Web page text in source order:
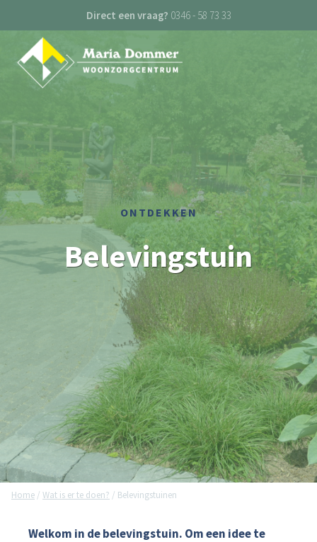
Direct een vraag? 0346 - 58 73 33
ONTDEKKEN
Belevingstuin
Home / Wat is er te doen? / Belevingstuinen
Welkom in de belevingstuin. Om een idee te